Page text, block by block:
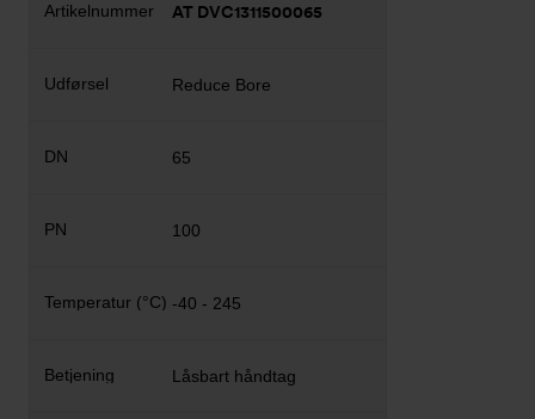
AT DVC1311500065
Reduce Bore
65
100
-40 - 245
Låsbart håndtag